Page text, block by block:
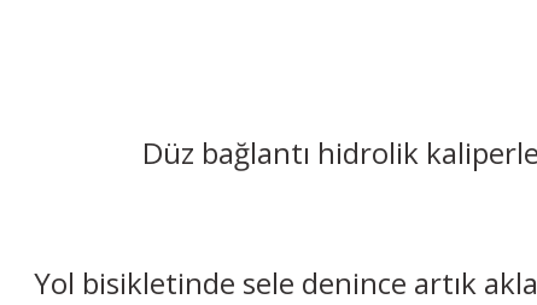
Düz bağlantı hidrolik
Yol bisikletinde sele denince artık